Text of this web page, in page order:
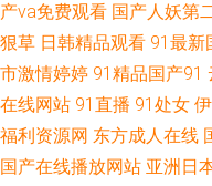
干人人爽 91香蕉国产 18视频
三级片自慰 韩国啊v网址 91免
产va免费观看 国产人妖第
狠草 日韩精品观看 91最新
市激情婷婷 91精品国产91
在线网站 91直播 91处女
福利资源网 东方成人在线
国产在线播放网站 亚洲日